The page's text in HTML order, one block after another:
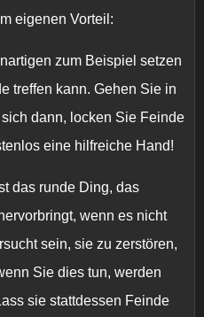
eigenen Vorteil:
zum Beispiel setzen
treffen kann. Gehen Sie in
dann, locken Sie Feinde
eine hilfreiche Hand!
das runde Ding, das
wenn es nicht
sein, sie zu zerstören,
Sie dies tun, werden
sie stattdessen Feinde